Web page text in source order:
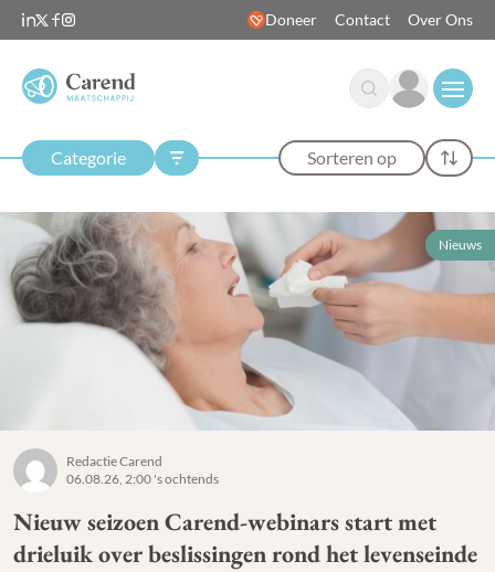
Doneer Contact Over Ons
Categorie Sorteren op
Nieuws
Redactie Carend
06.08.26, 2:00 's ochtends
Nieuw seizoen Carend-webinars start met
drieluik over beslissingen rond het levenseinde